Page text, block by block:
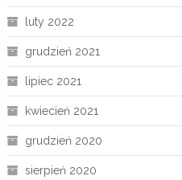
luty 2022
grudzień 2021
lipiec 2021
kwiecień 2021
grudzień 2020
sierpień 2020